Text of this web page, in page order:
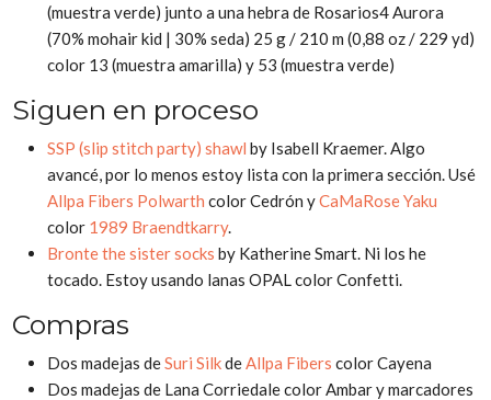
(muestra verde) junto a una hebra de Rosarios4 Aurora
(70% mohair kid | 30% seda) 25 g / 210 m (0,88 oz / 229 yd)
color 13 (muestra amarilla) y 53 (muestra verde)
Siguen en proceso
SSP (slip stitch party) shawl by Isabell Kraemer. Algo
avancé, por lo menos estoy lista con la primera sección. Usé
Allpa Fibers Polwarth color Cedrón yCaMaRose Yaku
color 1989 Braendtkarry.
Bronte the sister socks by Katherine Smart. Ni los he
tocado. Estoy usando lanas OPAL color Confetti.
Compras
Dos madejas deSuri SilkdeAllpa Fibers color Cayena
Dos madejas de Lana Corriedale color Ambar y marcadores